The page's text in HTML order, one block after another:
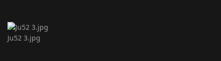
Ju52 3.jpg